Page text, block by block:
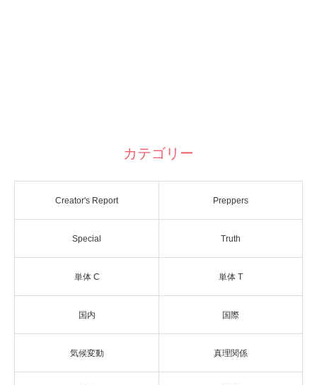
カテゴリー
Creator's Report Preppers
Special Truth
単体 C 単体 T
国内 国際
気候変動 真理関係